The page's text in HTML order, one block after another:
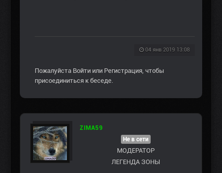
04 янв 2019 13:08
Пожалуйста Войти или Регистрация , чтобы
присоединиться к беседе.
ZIMA59
Не в сети
МОДЕРАТОР
ЛЕГЕНДА ЗОНЫ